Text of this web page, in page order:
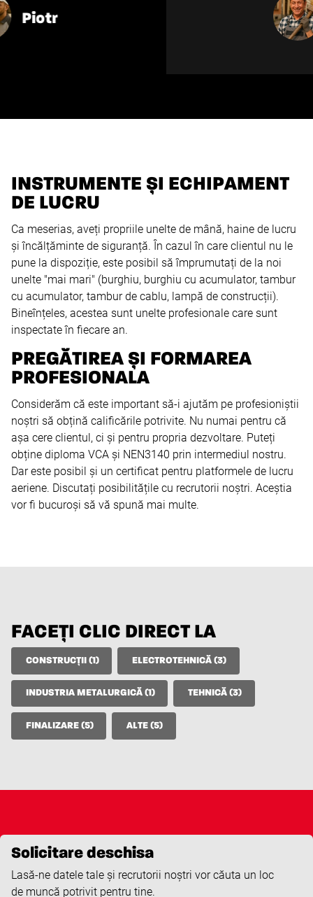
INSTRUMENTE ȘI ECHIPAMENT
DE LUCRU
Ca meserias, aveți propriile unelte de mână, haine de lucru
și încălțăminte de siguranță. În cazul în care clientul nu le
pune la dispoziție, este posibil să împrumutați de la noi
unelte "mai mari" (burghiu, burghiu cu acumulator, tambur
cu acumulator, tambur de cablu, lampă de construcții).
Bineînțeles, acestea sunt unelte profesionale care sunt
inspectate în fiecare an.
PREGĂTIREA ȘI FORMAREA
PROFESIONALA
Considerăm că este important să-i ajutăm pe profesioniștii
noștri să obțină calificările potrivite. Nu numai pentru că
așa cere clientul, ci și pentru propria dezvoltare. Puteți
obține diploma VCA și NEN3140 prin intermediul nostru.
Dar este posibil și un certificat pentru platformele de lucru
aeriene. Discutați posibilitățile cu recrutorii noștri. Aceștia
vor fi bucuroși să vă spună mai multe.
FACEȚI CLIC DIRECT LA
CONSTRUCȚII (1) ELECTROTEHNICĂ (3)
INDUSTRIA METALURGICĂ (1) TEHNICĂ (3)
FINALIZARE (5) ALTE (5)
Solicitare deschisa
Lasă-ne datele tale și recrutorii noștri vor căuta un loc
de muncă potrivit pentru tine.